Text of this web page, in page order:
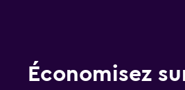
Économisez